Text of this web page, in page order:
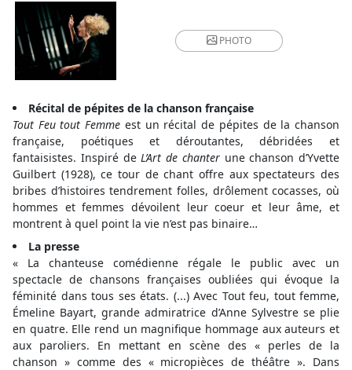
PHOTO
Récital de pépites de la chanson française
Tout Feu tout Femme est un récital de pépites de la chanson
française, poétiques et déroutantes, débridées et
fantaisistes. Inspiré deL’Art de chanterune chanson d’Yvette
Guilbert (1928), ce tour de chant offre aux spectateurs des
bribes d’histoires tendrement folles, drôlement cocasses, où
hommes et femmes dévoilent leur coeur et leur âme, et
montrent à quel point la vie n’est pas binaire…
La presse
« La chanteuse comédienne régale le public avec un
spectacle de chansons françaises oubliées qui évoque la
féminité dans tous ses états. (...) Avec Tout feu, tout femme,
Émeline Bayart, grande admiratrice d’Anne Sylvestre se plie
en quatre. Elle rend un magnifique hommage aux auteurs et
aux paroliers. En mettant en scène des « perles de la
chanson » comme des « micropièces de théâtre ». Dans